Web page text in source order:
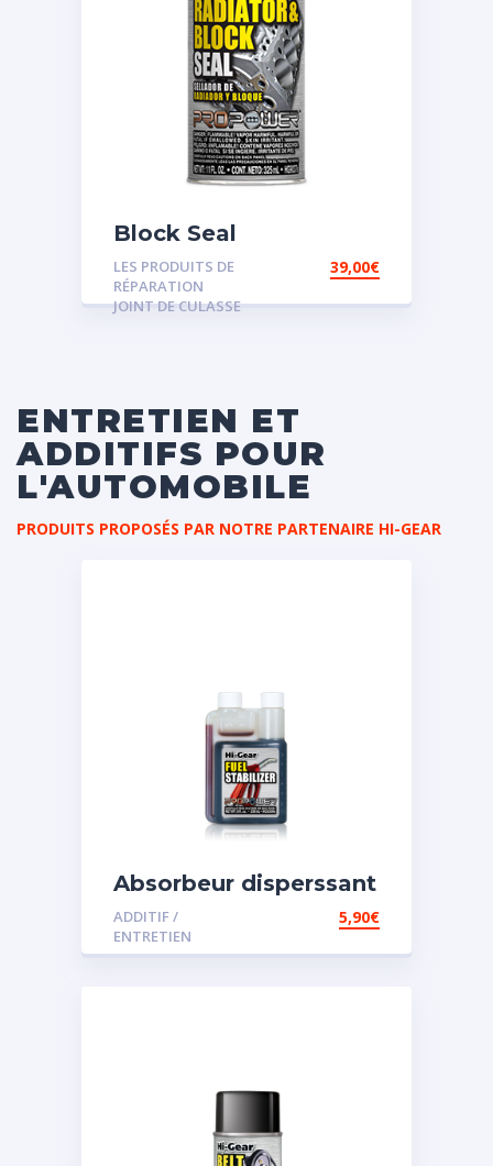
Block Seal
LES PRODUITS DE
RÉPARATION
JOINT DE CULASSE
39,00€
ENTRETIEN ET
ADDITIFS POUR
L'AUTOMOBILE
PRODUITS PROPOSÉS PAR NOTRE PARTENAIRE HI-GEAR
Absorbeur disperssant
d’eau pour carburant
ADDITIF /
ENTRETIEN
5,90€